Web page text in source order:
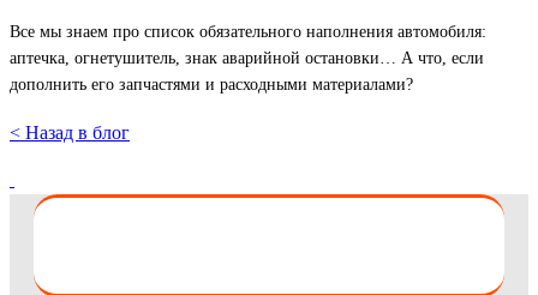
Все мы знаем про список обязательного наполнения автомобиля:
аптечка, огнетушитель, знак аварийной остановки… А что, если
дополнить его запчастями и расходными материалами?
< Назад в блог